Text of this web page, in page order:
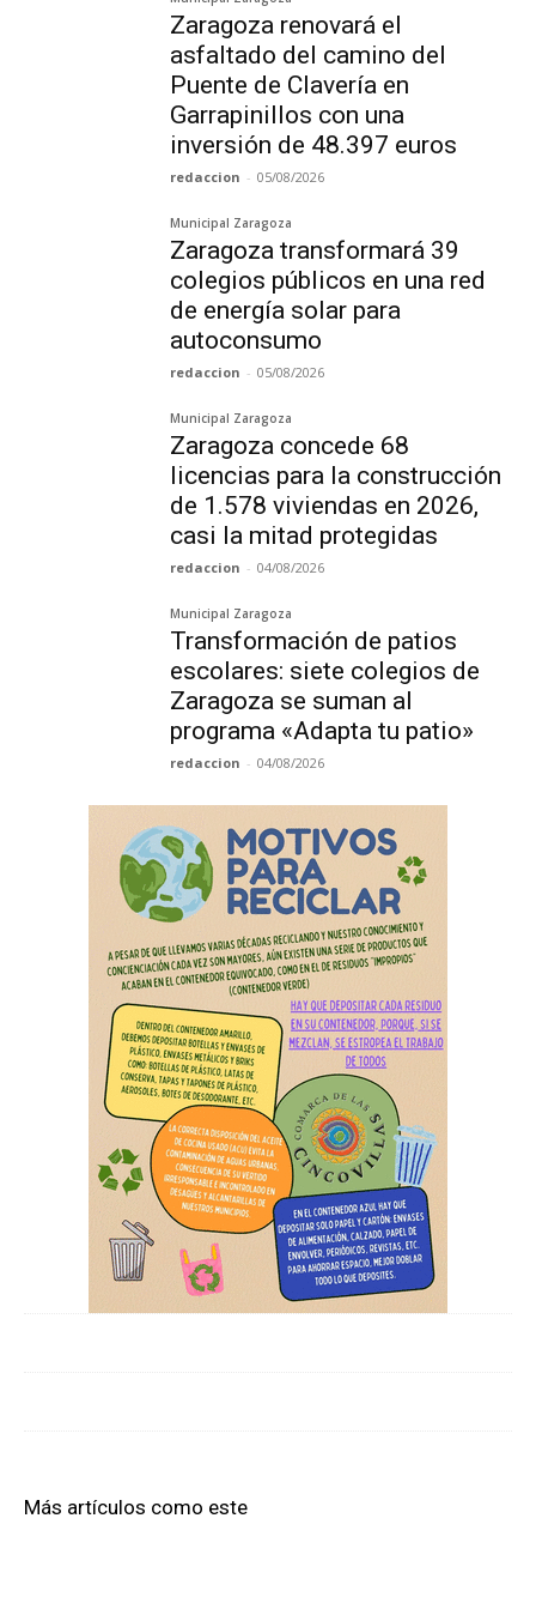
Zaragoza renovará el
asfaltado del camino del
Puente de Clavería en
Garrapinillos con una
inversión de 48.397 euros
redaccion - 05/08/2026
Municipal Zaragoza
Zaragoza transformará 39
colegios públicos en una red
de energía solar para
autoconsumo
redaccion - 05/08/2026
Municipal Zaragoza
Zaragoza concede 68
licencias para la construcción
de 1.578 viviendas en 2026,
casi la mitad protegidas
redaccion - 04/08/2026
Municipal Zaragoza
Transformación de patios
escolares: siete colegios de
Zaragoza se suman al
programa «Adapta tu patio»
redaccion - 04/08/2026
Más artículos como este